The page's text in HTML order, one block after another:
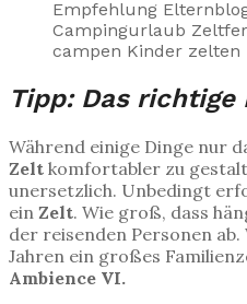
Tipp: Das
Während einige Dinge nur
Zelt komfortabler zu
unersetzlich. Unbedingt
ein Zelt. Wie groß, dass
der reisenden Personen
Jahren ein großes
Ambience VI.